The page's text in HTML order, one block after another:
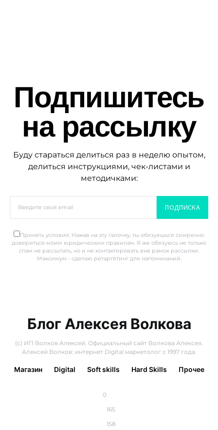
Подпишитесь
на рассылку
Буду стараться делиться раз в неделю опытом,
делиться инструкциями, чек-листами и
методичками:
ПОДПИСКА
Принять условия. Нажав на эту галочку, ты обязуешься смиренно
довериться моим юридическим правилам. Я же обязуюсь не только
спам не рассылать, но и не контактировать вне рамок рассылки.
Максимум - сделаю ретаргетинг для напоминаний.
Блог Алексея Волкова
(с) ИП Волков Алексей. Официальный сайт Волкова Алексея.
Алексей Волков: интернет Digital маркетолог с 1997 года.
0
165
158
Магазин Digital Soft skills Hard Skills Прочее